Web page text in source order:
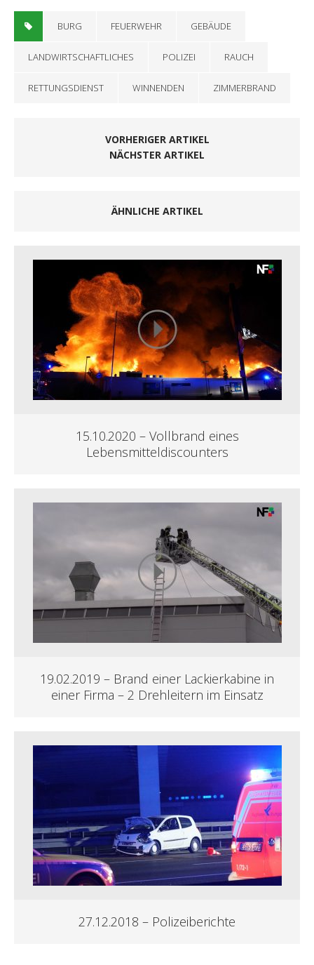
BURG FEUERWEHR GEBÄUDE
LANDWIRTSCHAFTLICHES POLIZEI RAUCH
RETTUNGSDIENST WINNENDEN ZIMMERBRAND
VORHERIGER ARTIKEL
NÄCHSTER ARTIKEL
ÄHNLICHE ARTIKEL
15.10.2020 – Vollbrand eines
Lebensmitteldiscounters
19.02.2019 – Brand einer Lackierkabine in
einer Firma – 2 Drehleitern im Einsatz
27.12.2018 – Polizeiberichte